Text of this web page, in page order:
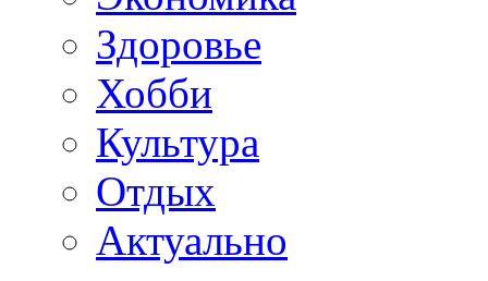
Здоровье
Хобби
Культура
Отдых
Актуально